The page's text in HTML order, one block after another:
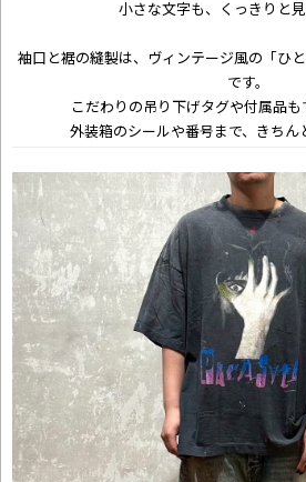
小さな文字も、くっきりと見
袖口と裾の縫製は、ヴィンテージ風の「ひ
です。
こだわりの吊り下げタグや付属品も
外装箱のシールや番号まで、きちん